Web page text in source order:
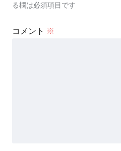
る欄は必須項目です
コメント ※